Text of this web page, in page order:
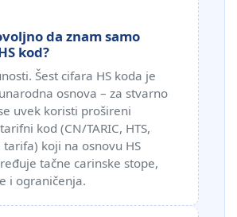
da znam samo
kod?
Šest cifara HS koda je
osnova – za stvarno
uvek koristi prošireni
kod (CN/TARIC, HTS,
koji na osnovu HS
tačne carinske stope,
i ograničenja.